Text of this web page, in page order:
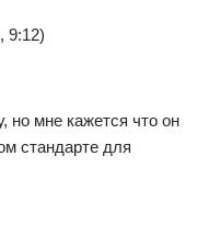
9:12)
но мне кажется что он
стандарте для